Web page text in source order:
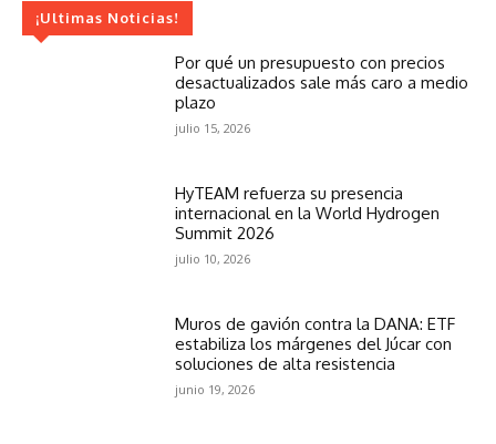
¡Ultimas Noticias!
Por qué un presupuesto con precios
desactualizados sale más caro a medio
plazo
julio 15, 2026
HyTEAM refuerza su presencia
internacional en la World Hydrogen
Summit 2026
julio 10, 2026
Muros de gavión contra la DANA: ETF
estabiliza los márgenes del Júcar con
soluciones de alta resistencia
junio 19, 2026